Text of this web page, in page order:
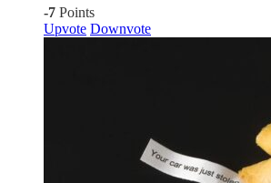
-7 Points
Upvote Downvote